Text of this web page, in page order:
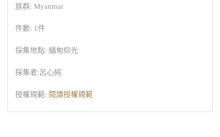
族群: Myanmar
件數: 1件
採集地點: 緬甸仰光
採集者:呂心純
授權規範: 閱讀授權規範